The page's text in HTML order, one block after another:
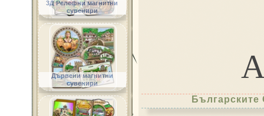
3Д Релефни магнитни
сувенири
Дървени магнитни
сувенири